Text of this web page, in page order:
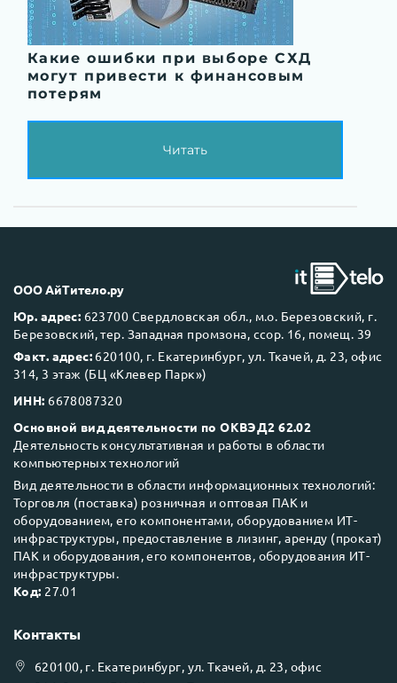
Какие ошибки при выборе СХД
могут привести к финансовым
потерям
Читать
ООО АйТитело.ру
Юр. адрес: 623700 Свердловская обл., м.о. Березовский, г.
Березовский, тер. Западная промзона, ссор. 16, помещ. 39
Факт. адрес: 620100, г. Екатеринбург, ул. Ткачей, д. 23, офис
314, 3 этаж (БЦ «Клевер Парк»)
ИНН: 6678087320
Основной вид деятельности по ОКВЭД2 62.02
Деятельность консультативная и работы в области
компьютерных технологий
Вид деятельности в области информационных технологий:
Торговля (поставка) розничная и оптовая ПАК и
оборудованием, его компонентами, оборудованием ИТ-
инфраструктуры, предоставление в лизинг, аренду (прокат)
ПАК и оборудования, его компонентов, оборудования ИТ-
инфраструктуры.
Код: 27.01
Контакты
620100, г. Екатеринбург, ул.Ткачей, д. 23, офис